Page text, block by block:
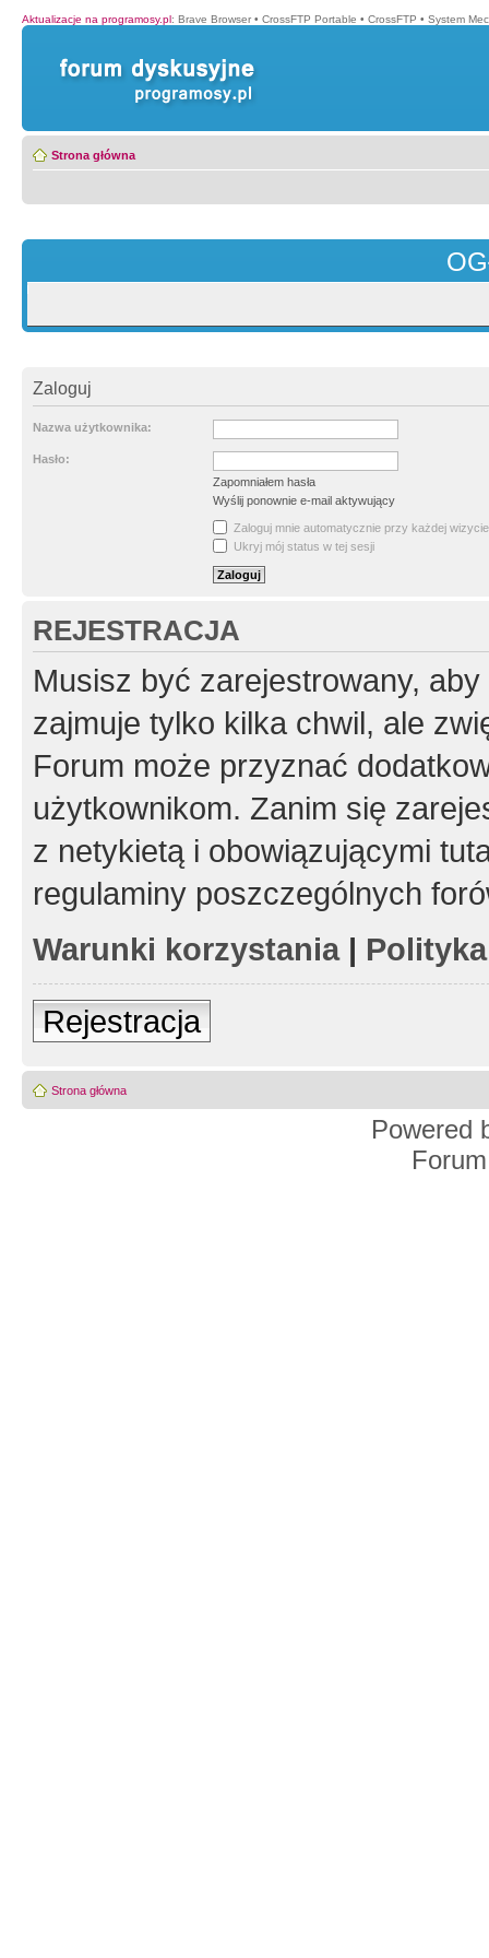
Aktualizacje na programosy.pl: Brave Browser • CrossFTP Portable • CrossFTP • System
Strona główna
Zaloguj
Nazwa użytkownika:
Hasło:
Zapomniałem hasła
Wyślij ponownie e-mail aktywujący
Zaloguj mnie automatycznie przy każdej wizycie
Ukryj mój status w tej sesji
REJESTRACJA
Musisz być zarejestrowany,
zajmuje tylko kilka chwil, ale
Forum może przyznać
użytkownikom. Zanim się
z netykietą i obowiązującymi
regulaminy poszczególnych
Warunki korzystania|
Rejestracja
Strona główna
Powered